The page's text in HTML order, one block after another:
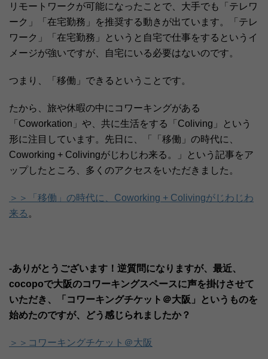
リモートワークが可能になったことで、大手でも「テレワ
ーク」「在宅勤務」を推奨する動きが出ています。「テレ
ワーク」「在宅勤務」というと自宅で仕事をするというイ
メージが強いですが、自宅にいる必要はないのです。
つまり、「移働」できるということです。
たから、旅や休暇の中にコワーキングがある
「Coworkation」や、共に生活をする「Coliving」という
形に注目しています。先日に、「「移働」の時代に、
Coworking + Colivingがじわじわ来る。」という記事をア
ップしたところ、多くのアクセスをいただきました。
＞＞「移働」の時代に、Coworking + Colivingがじわじわ
来る 。
-ありがとうございます！逆質問になりますが、最近、
cocopoで大阪のコワーキングスペースに声を掛けさせて
いただき、「コワーキングチケット＠大阪」というものを
始めたのですが、どう感じられましたか？
＞＞コワーキングチケット＠大阪